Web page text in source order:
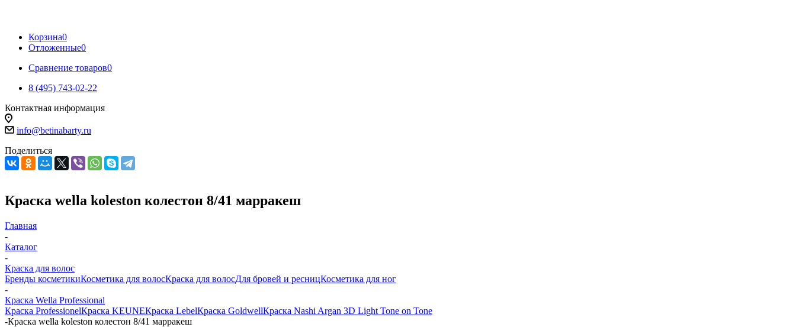
Корзина0
Отложенные0
Сравнение товаров0
8 (495) 743-02-22
Контактная информация
info@betinabarty.ru
Поделиться
Краска wella koleston колестон 8/41 марракеш
Главная
-
Каталог
-
Краска для волос
Бренды косметикиКосметика для волосКраска для волосДля бровей и ресницКосметика для ног
-
Краска Wella Professional
Краска ProfessionelКраска KEUNEКраска LebelКраска GoldwellКраска Nashi Argan 3D Light Tone on Tone
-Краска wella koleston колестон 8/41 марракеш